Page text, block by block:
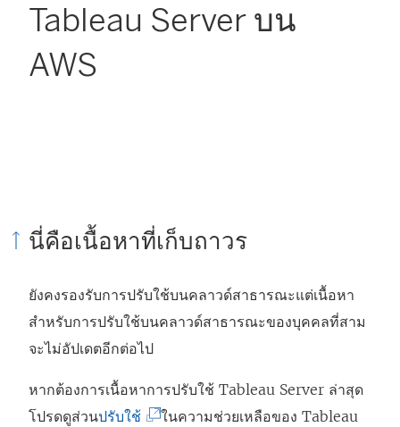
Tableau Server บน
AWS
นี่คือเนื้อหาที่เก็บถาวร
ยังคงรองรับการปรับใช้บนคลาวด์สาธารณะแต่เนื้อหา
สำหรับการปรับใช้บนคลาวด์สาธารณะของบุคคลที่สาม
จะไม่อัปเดตอีกต่อไป
หากต้องการเนื้อหาการปรับใช้ Tableau Server ล่าสุด
โปรดดูส่วนปรับใช้(
ในความช่วยเหลือของ Tableau